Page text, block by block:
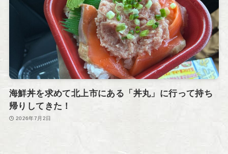
海鮮丼を求めて北上市にある「丼丸」に行って持ち
帰りしてきた！
2026年7月2日